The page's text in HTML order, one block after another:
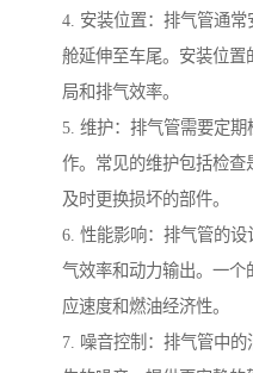
4. 安装位置：排气管通
舱延伸至车尾。安装位
局和排气效率。
5. 维护：排气管需要定
作。常见的维护包括检
及时更换损坏的部件。
6. 性能影响：排气管的
气效率和动力输出。一
应速度和燃油经济性。
7. 噪音控制：排气管中